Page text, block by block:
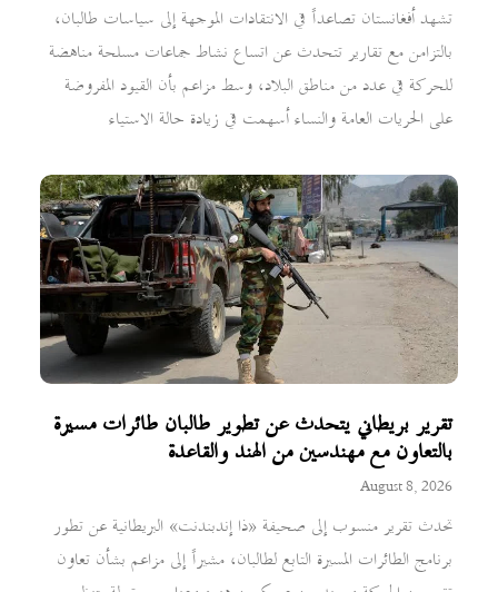
تشهد أفغانستان تصاعداً في الانتقادات الموجهة إلى سياسات طالبان،
بالتزامن مع تقارير تتحدث عن اتساع نشاط جماعات مسلحة مناهضة
للحركة في عدد من مناطق البلاد، وسط مزاعم بأن القيود المفروضة
على الحريات العامة والنساء أسهمت في زيادة حالة الاستياء
تقرير بريطاني يتحدث عن تطوير طالبان طائرات مسيرة
بالتعاون مع مهندسين من الهند والقاعدة
August 8, 2026
تحدث تقرير منسوب إلى صحيفة «ذا إندبندنت» البريطانية عن تطور
برنامج الطائرات المسيرة التابع لطالبان، مشيراً إلى مزاعم بشأن تعاون